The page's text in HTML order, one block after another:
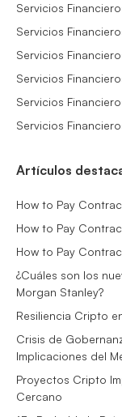
Servicios
Servicios
Servicios
Servicios
Servicios
Servicios
Artículos
How to Pay
How to Pay
How to Pay
¿Cuáles son los
Morgan Stanley?
Resiliencia Cripto
Crisis de
Implicaciones del
Proyectos Cripto
Cercano